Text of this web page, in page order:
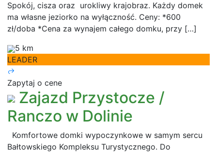
Spokój, cisza oraz urokliwy krajobraz. Każdy domek
ma własne jeziorko na wyłączność. Ceny: *600
zł/doba *Cena za wynajem całego domku, przy […]
5 km
LEADER
Zapytaj o cene
Zajazd Przystocze /
Ranczo w Dolinie
Komfortowe domki wypoczynkowe w samym sercu
Bałtowskiego Kompleksu Turystycznego. Do